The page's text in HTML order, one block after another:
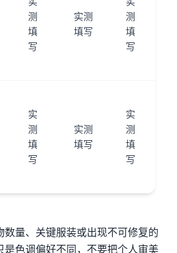
测
填
写
实测
填写
测
填
写
实
测
填
写
实测
填写
实
测
填
写
量、关键服装或出现不可修复的
是色调偏好不同，不要把个人审美